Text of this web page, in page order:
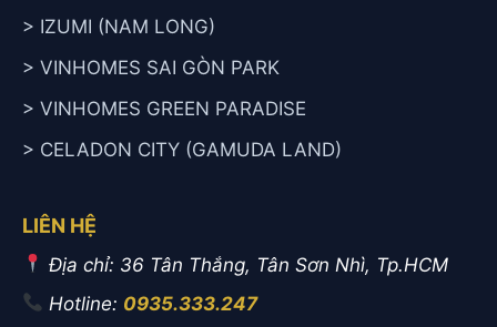
> IZUMI (NAM LONG)
> VINHOMES SAI GÒN PARK
> VINHOMES GREEN PARADISE
> CELADON CITY (GAMUDA LAND)
LIÊN HỆ
Địa chỉ: 36 Tân Thắng, Tân Sơn Nhì, Tp.HCM
Hotline: 0935.333.247